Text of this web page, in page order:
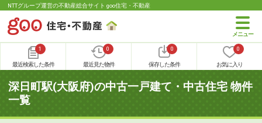
NTTグループ運営の不動産総合サイト goo住宅・不動産
1
最近検索した条件
0
最近見た物件
0
保存した条件
0
お気に入り
深日町駅(大阪府)の中古一戸建て・中古住宅 物件
一覧